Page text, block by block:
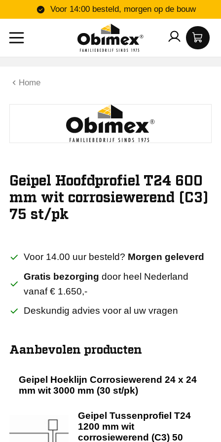
Voor 14:00 besteld, morgen op de bouw
Home
Geipel Hoofdprofiel T24 600
mm wit corrosiewerend (C3)
75 st/pk
Voor 14.00 uur besteld? Morgen geleverd
Gratis bezorging door heel Nederland
vanaf € 1.650,-
Deskundig advies voor al uw vragen
Aanbevolen producten
Geipel Hoeklijn Corrosiewerend 24 x 24
mm wit 3000 mm (30 st/pk)
Geipel Tussenprofiel T24
1200 mm wit
corrosiewerend (C3) 50